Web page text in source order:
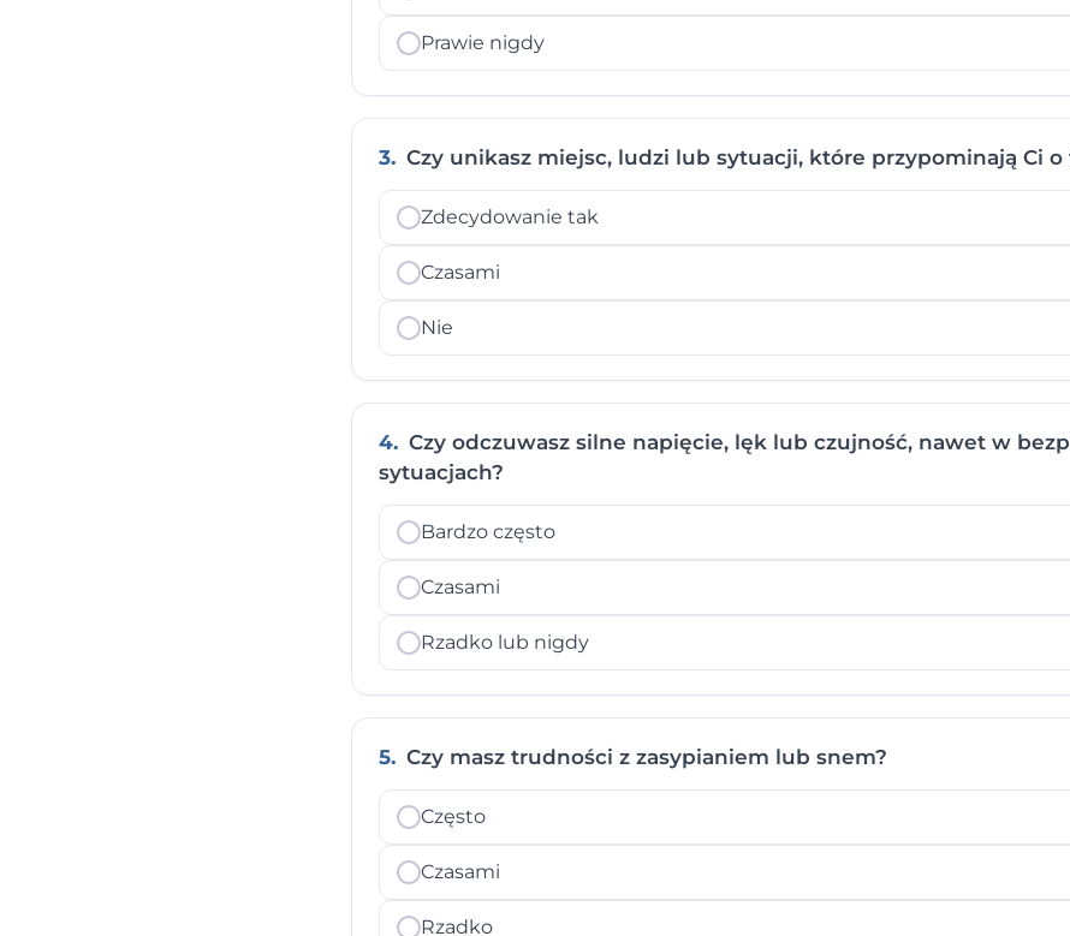
Prawie nigdy
3. Czy unikasz miejsc, ludzi lub sytuacji, które przypominają Ci o
Zdecydowanie tak
Czasami
Nie
4. Czy odczuwasz silne napięcie, lęk lub czujność, nawet w
sytuacjach?
Bardzo często
Czasami
Rzadko lub nigdy
5. Czy masz trudności z zasypianiem lub snem?
Często
Czasami
Rzadko